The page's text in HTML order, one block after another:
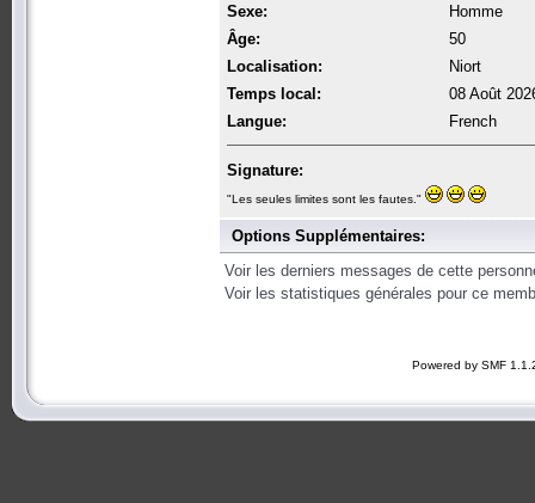
Sexe:
Homme
Âge:
50
Localisation:
Niort
Temps local:
08 Août
Langue:
French
Signature:
"Les seules limites sont les fautes."
Options Supplémentaires:
Voir les derniers messages de cette
Voir les statistiques générales pour ce
Powered by SMF